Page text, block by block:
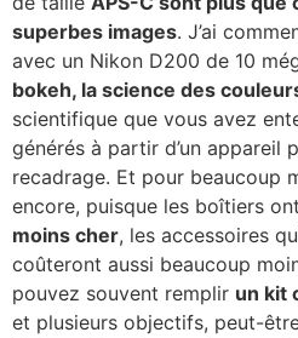
superbes images. J’ai
avec un Nikon D200 de 10
bokeh, la science des
scientifique que vous avez
générés à partir d’un appareil
recadrage. Et pour beaucoup
encore, puisque les boîtiers
moins cher, les accessoires
coûteront aussi beaucoup
pouvez souvent remplir un kit
et plusieurs objectifs, peut-